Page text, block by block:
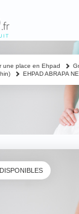
un proche
une place en Ehpad
EHPAD ABRAPA